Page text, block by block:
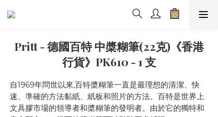
Pritt - 德國百特 中槳糊筆(22克)《香港
行貨》PK610 - 1 支
自1969年問世以來,百特槳糊筆一直是最理想的清潔、快
速、準確的方法黏紙、紙板和照片的方法。百特是世界上
文具膠市場的領導者和槳糊筆的發明者。由於它的獨特和